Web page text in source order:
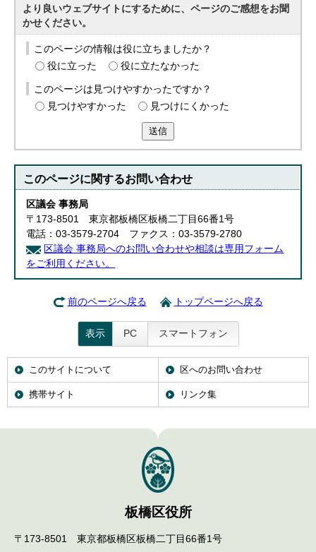
より良いウェブサイトにするために、ページのご感想をお聞
かせください。
このページの情報は役に立ちましたか？
役に立った
役に立たなかった
このページは見つけやすかったですか？
見つけやすかった
見つけにくかった
送信
このページに関するお問い合わせ
区議会 事務局
〒173-8501 東京都板橋区板橋二丁目66番1号
電話：03-3579-2704 ファクス：03-3579-2780
区議会 事務局へのお問い合わせや相談は専用フォーム
をご利用ください。
前のページへ戻る トップページへ戻る
表示 PC スマートフォン
このサイトについて 区へのお問い合わせ
携帯サイト リンク集
板橋区役所
〒173-8501 東京都板橋区板橋二丁目66番1号